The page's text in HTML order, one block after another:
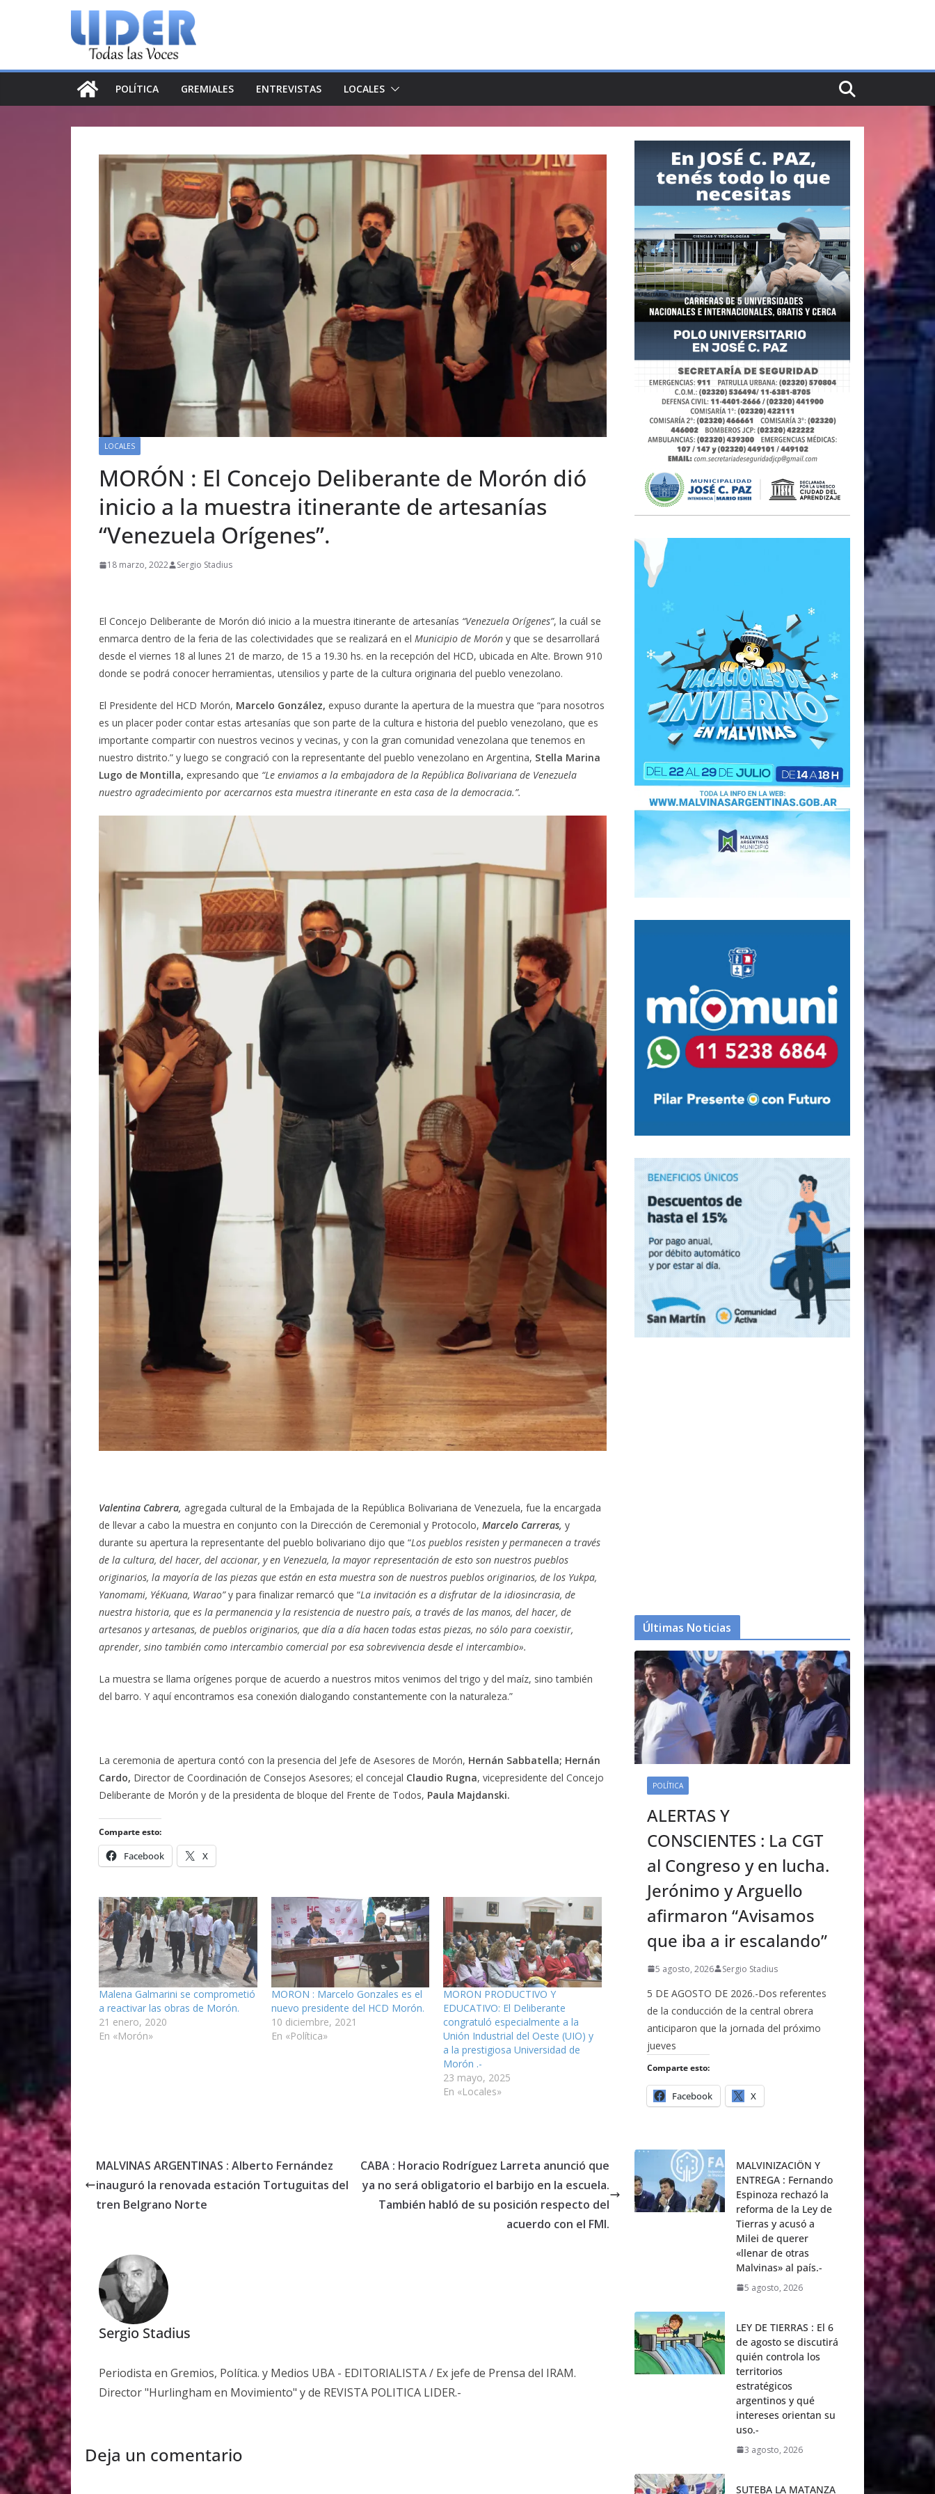
POLÍTICA GREMIALES ENTREVISTAS LOCALES
LOCALES
MORÓN : El Concejo Deliberante de Morón dió
inicio a la muestra itinerante de artesanías
“Venezuela Orígenes”.
18 marzo, 2022 Sergio Stadius
El Concejo Deliberante de Morón dió inicio a la muestra itinerante de artesanías “Venezuela Orígenes”, la cuál se
enmarca dentro de la feria de las colectividades que se realizará en el Municipio de Morón y que se desarrollará
desde el viernes 18 al lunes 21 de marzo, de 15 a 19.30 hs. en la recepción del HCD, ubicada en Alte. Brown 910
donde se podrá conocer herramientas, utensilios y parte de la cultura originaria del pueblo venezolano.
El Presidente del HCD Morón, Marcelo González, expuso durante la apertura de la muestra que “para nosotros
es un placer poder contar estas artesanías que son parte de la cultura e historia del pueblo venezolano, que es
importante compartir con nuestros vecinos y vecinas, y con la gran comunidad venezolana que tenemos en
nuestro distrito.” y luego se congració con la representante del pueblo venezolano en Argentina, Stella Marina
Lugo de Montilla, expresando que “Le enviamos a la embajadora de la República Bolivariana de Venezuela
nuestro agradecimiento por acercarnos esta muestra itinerante en esta casa de la democracia.”.
Valentina Cabrera, agregada cultural de la Embajada de la República Bolivariana de Venezuela, fue la encargada
de llevar a cabo la muestra en conjunto con la Dirección de Ceremonial y Protocolo, Marcelo Carreras, y
durante su apertura la representante del pueblo bolivariano dijo que “Los pueblos resisten y permanecen a través
de la cultura, del hacer, del accionar, y en Venezuela, la mayor representación de esto son nuestros pueblos
originarios, la mayoría de las piezas que están en esta muestra son de nuestros pueblos originarios, de los Yukpa,
Yanomami, Ye´Kuana, Warao”y para finalizar remarcó que “La invitación es a disfrutar de la idiosincrasia, de
nuestra historia, que es la permanencia y la resistencia de nuestro país, a través de las manos, del hacer, de
artesanos y artesanas, de pueblos originarios, que día a día hacen todas estas piezas, no sólo para coexistir,
aprender, sino también como intercambio comercial por esa sobrevivencia desde el intercambio».
La muestra se llama orígenes porque de acuerdo a nuestros mitos venimos del trigo y del maíz, sino también
del barro. Y aquí encontramos esa conexión dialogando constantemente con la naturaleza.”
La ceremonia de apertura contó con la presencia del Jefe de Asesores de Morón, Hernán Sabbatella; Hernán
Cardo, Director de Coordinación de Consejos Asesores; el concejal Claudio Rugna, vicepresidente del Concejo
Deliberante de Morón y de la presidenta de bloque del Frente de Todos, Paula Majdanski.
Comparte esto:
Facebook X
Malena Galmarini se comprometió
a reactivar las obras de Morón.
21 enero, 2020
En «Morón»
MORON : Marcelo Gonzales es el
nuevo presidente del HCD Morón.
10 diciembre, 2021
En «Política»
MORON PRODUCTIVO Y
EDUCATIVO: El Deliberante
congratuló especialmente a la
Unión Industrial del Oeste (UIO) y
a la prestigiosa Universidad de
Morón .-
23 mayo, 2025
En «Locales»
MALVINAS ARGENTINAS : Alberto Fernández
inauguró la renovada estación Tortuguitas del
tren Belgrano Norte
CABA : Horacio Rodríguez Larreta anunció que
ya no será obligatorio el barbijo en la escuela.
También habló de su posición respecto del
acuerdo con el FMI.
Sergio Stadius
Periodista en Gremios, Política. y Medios UBA - EDITORIALISTA / Ex jefe de Prensa del IRAM.
Director "Hurlingham en Movimiento" y de REVISTA POLITICA LIDER.-
Deja un comentario
Últimas Noticias
POLÍTICA
ALERTAS Y
CONSCIENTES : La CGT
al Congreso y en lucha.
Jerónimo y Arguello
afirmaron “Avisamos
que iba a ir escalando”
5 agosto, 2026 Sergio Stadius
5 DE AGOSTO DE 2026.-Dos referentes
de la conducción de la central obrera
anticiparon que la jornada del próximo
jueves
Comparte esto:
Facebook X
MALVINIZACIÖN Y
ENTREGA : Fernando
Espinoza rechazó la
reforma de la Ley de
Tierras y acusó a
Milei de querer
«llenar de otras
Malvinas» al país.-
5 agosto, 2026
LEY DE TIERRAS : El 6
de agosto se discutirá
quién controla los
territorios
estratégicos
argentinos y qué
intereses orientan su
uso.-
3 agosto, 2026
SUTEBA LA MATANZA